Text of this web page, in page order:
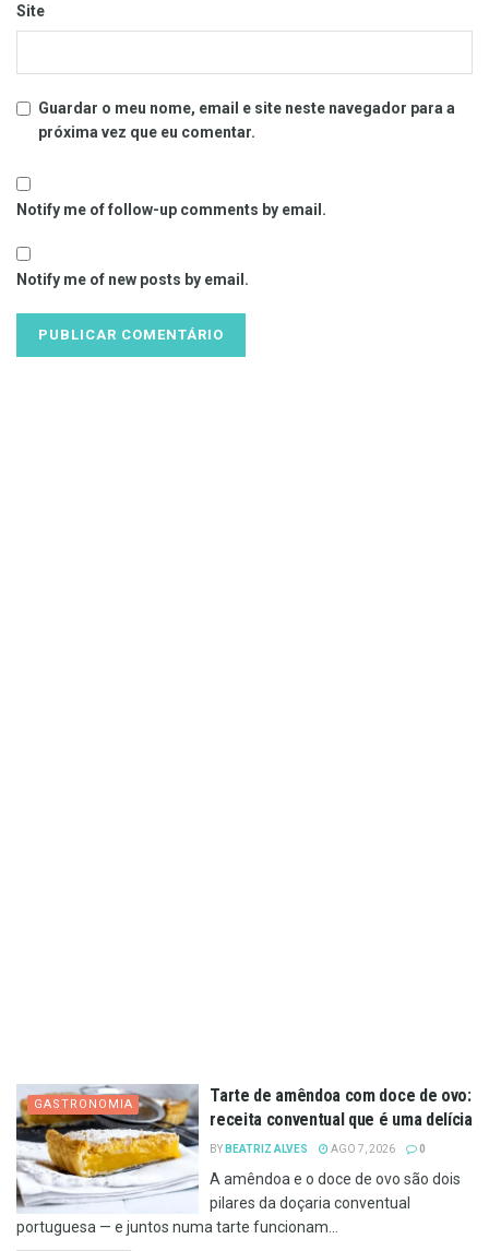
Site
Guardar o meu nome, email e site neste navegador para a
próxima vez que eu comentar.
Notify me of follow-up comments by email.
Notify me of new posts by email.
GASTRONOMIA
Tarte de amêndoa com doce de ovo:
receita conventual que é uma delícia
BY BEATRIZ ALVES AGO 7, 2026 0
A amêndoa e o doce de ovo são dois
pilares da doçaria conventual
portuguesa — e juntos numa tarte funcionam...